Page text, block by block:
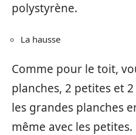
polystyrène.
La hausse
Comme pour le toit,
planches, 2 petites et
les grandes planches
même avec les